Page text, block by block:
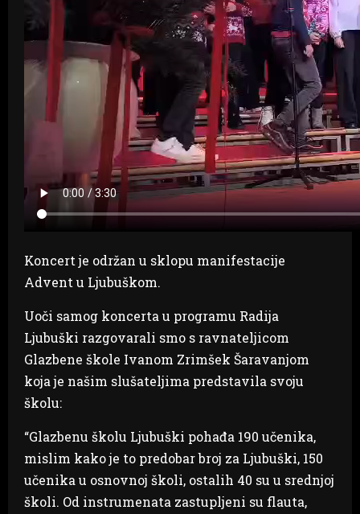
Koncert je održan u sklopu manifestacije
Advent u Ljubuškom.
Uoči samog koncerta u programu Radija
Ljubuški razgovarali smo s ravnateljicom
Glazbene škole Ivanom Zrimšek Šaravanjom
koja je našim slušateljima predstavila svoju
školu:
“Glazbenu školu Ljubuški pohađa 190 učenika,
mislim kako je to predobar broj za Ljubuški, 150
učenika u osnovnoj školi, ostalih 40 su u srednjoj
školi. Od instrumenata zastupljeni su flauta,